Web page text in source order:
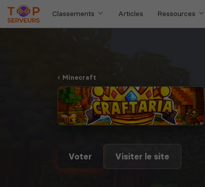
Classements Articles Ressources
Minecraft
Voter Visiter le site